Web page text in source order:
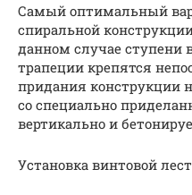
Самый оптимальный
спиральной
данном случае ступени
трапеции крепятся
придания конструкции
со специально
вертикально и
Установка винтовой